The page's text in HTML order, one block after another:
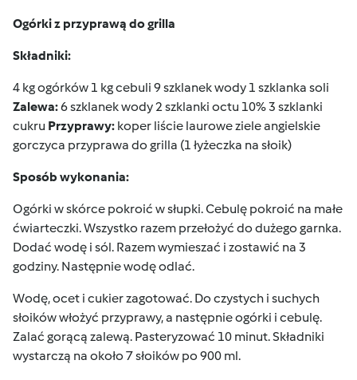
Ogórki z przyprawą do grilla
Składniki:
4 kg ogórków 1 kg cebuli 9 szklanek wody 1 szklanka soli
Zalewa:6 szklanek wody 2 szklanki octu 10% 3 szklanki
cukru Przyprawy: koper liście laurowe ziele angielskie
gorczyca przyprawa do grilla (1 łyżeczka na słoik)
Sposób wykonania:
Ogórki w skórce pokroić w słupki. Cebulę pokroić na małe
ćwiarteczki. Wszystko razem przełożyć do dużego garnka.
Dodać wodę i sól. Razem wymieszać i zostawić na 3
godziny. Następnie wodę odlać.
Wodę, ocet i cukier zagotować. Do czystych i suchych
słoików włożyć przyprawy, a następnie ogórki i cebulę.
Zalać gorącą zalewą. Pasteryzować 10 minut. Składniki
wystarczą na około 7 słoików po 900 ml.